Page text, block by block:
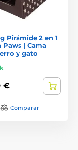
Pirámide 2 en 1
Paws | Cama
y gato
€
Comparar